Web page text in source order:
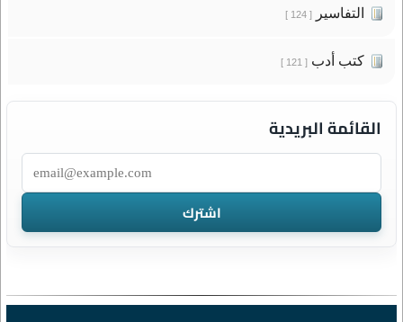
التفاسير[ 124 ]
كتب أدب[ 121 ]
القائمة البريدية